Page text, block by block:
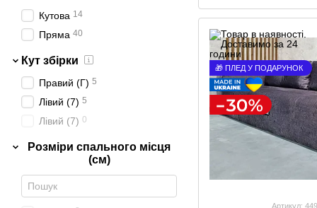
🎁 ПЛЕД У ПОДАРУНОК
Артикул:
Кутова 14
Пряма 40
Кут збірки
Правий (Г) 5
Лівий (7) 5
Лівий (7) 0
Розміри спального місця
(см)